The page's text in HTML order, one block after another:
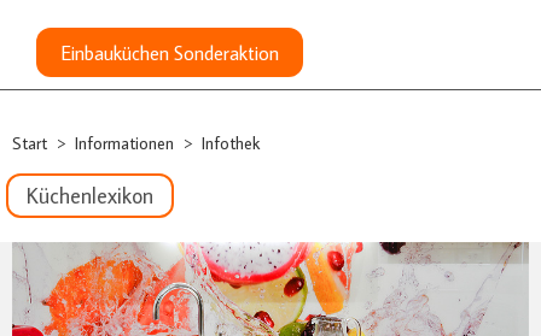
Einbauküchen Sonderaktion
Start > Informationen > Infothek
Küchenlexikon